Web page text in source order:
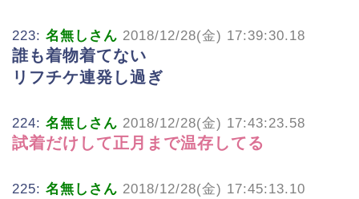
223: 名無しさん 2018/12/28(金) 17:39:30.18
誰も着物着てない
リフチケ連発し過ぎ
224: 名無しさん 2018/12/28(金) 17:43:23.58
試着だけして正月まで温存してる
225: 名無しさん 2018/12/28(金) 17:45:13.10